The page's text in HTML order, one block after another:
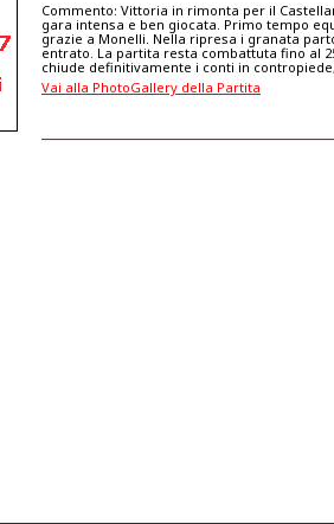
Commento: Vittoria in rimonta per il
gara intensa e ben giocata. Primo tempo
grazie a Monelli. Nella ripresa i granata
entrato. La partita resta combattuta fino al
chiude definitivamente i conti in
Vai alla PhotoGallery della Partita